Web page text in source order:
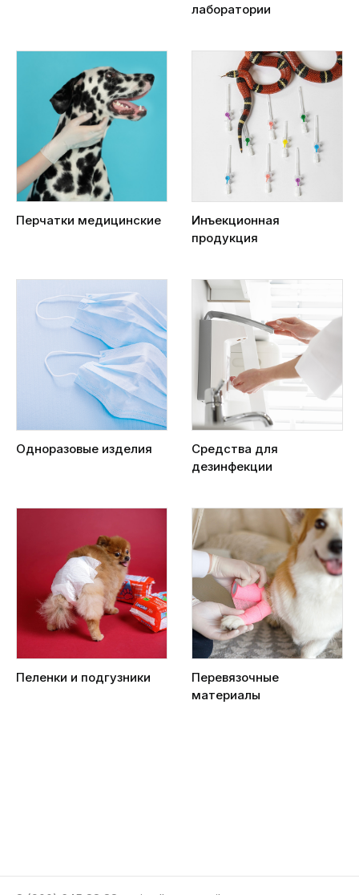
лаборатории
Перчатки медицинские
Инъекционная
продукция
Одноразовые изделия
Средства для
дезинфекции
Пеленки и подгузники
Перевязочные
материалы